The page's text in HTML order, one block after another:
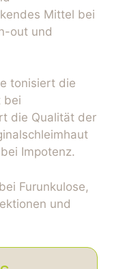
Mittel bei
out und
tonisiert die
bei
die Qualität der
Impotenz.
Furunkulose,
und